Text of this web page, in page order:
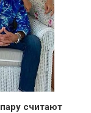
пару считают